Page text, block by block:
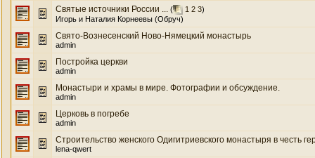
Святые источники России ... ( 1 2 3)
Игорь и Наталия Корнеевы (Обруч)
Свято-Вознесенский Ново-Нямецкий монастырь
admin
Постройка церкви
admin
Монастыри и храмы в мире. Фотографии и обсуждение.
admin
Церковь в погребе
admin
Строительство женского Одигитриевского монастыря в честь
lena-qwert